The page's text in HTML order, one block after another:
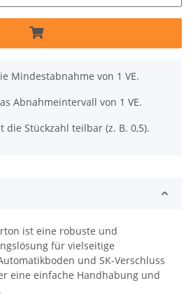
Mindestabnahme von 1 VE.
Abnahmeintervall von 1 VE.
die Stückzahl teilbar (z. B. 0,5).
ist eine robuste und
für vielseitige
und SK-Verschluss
eine einfache Handhabung und